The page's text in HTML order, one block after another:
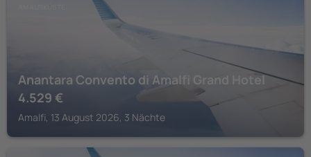
Anantara Convento di Amalfi Grand Hotel
4.529 €
Amalfi, 13 August 2026, 3 Nächte